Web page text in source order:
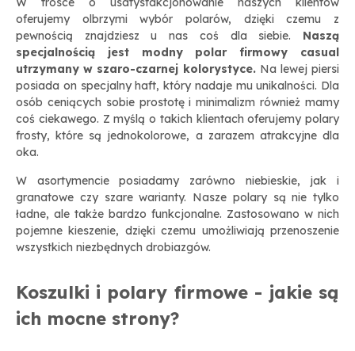
oferujemy olbrzymi wybór polarów, dzięki czemu z
pewnością znajdziesz u nas coś dla siebie. Naszą
specjalnością jest modny polar firmowy casual
utrzymany w szaro-czarnej kolorystyce.Na lewej piersi
posiada on specjalny haft, który nadaje mu unikalności. Dla
osób ceniących sobie prostotę i minimalizm również mamy
coś ciekawego. Z myślą o takich klientach oferujemy polary
frosty, które są jednokolorowe, a zarazem atrakcyjne dla
oka.
W asortymencie posiadamy zarówno niebieskie, jak i
granatowe czy szare warianty. Nasze polary są nie tylko
ładne, ale także bardzo funkcjonalne. Zastosowano w nich
pojemne kieszenie, dzięki czemu umożliwiają przenoszenie
wszystkich niezbędnych drobiazgów.
Koszulki i polary firmowe - jakie są
ich mocne strony?